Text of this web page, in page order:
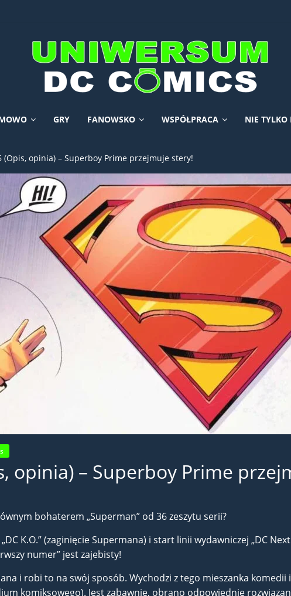
GRY FANOWSKO WSPÓŁPRACA NIE TYLKO
(Opis, opinia) – Superboy Prime przejmuje stery!
opinia) – Superboy Prime
bohaterem „Superman” od 36 zeszytu serii?
K.O.” (zaginięcie Supermana) i start linii wydawniczej „DC
numer” jest zajebisty!
i robi to na swój sposób. Wychodzi z tego mieszanka komedii
komiksowego). Jest zabawnie, obrano odpowiednie